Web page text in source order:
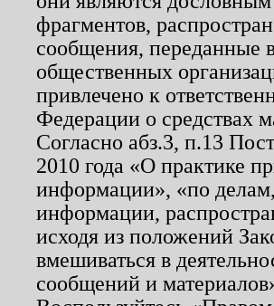
фрагментов,
сообщения, переданные
общественных
привлечено к
Федерации о средствах
Согласно абз.3, п.13
2010 года «О практике
информации», «по
информации,
исходя из положений
вмешиваться в
сообщений и